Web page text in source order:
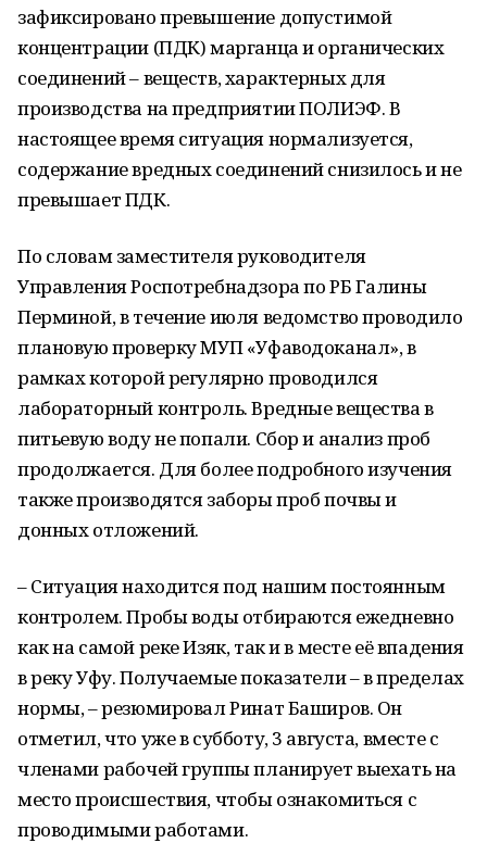
зафиксировано превышение допустимой
концентрации (ПДК) марганца и органических
соединений – веществ, характерных для
производства на предприятии ПОЛИЭФ. В
настоящее время ситуация нормализуется,
содержание вредных соединений снизилось и не
превышает ПДК.
По словам заместителя руководителя
Управления Роспотребнадзора по РБ Галины
Перминой, в течение июля ведомство проводило
плановую проверку МУП «Уфаводоканал», в
рамках которой регулярно проводился
лабораторный контроль. Вредные вещества в
питьевую воду не попали. Сбор и анализ проб
продолжается. Для более подробного изучения
также производятся заборы проб почвы и
донных отложений.
– Ситуация находится под нашим постоянным
контролем. Пробы воды отбираются ежедневно
как на самой реке Изяк, так и в месте её впадения
в реку Уфу. Получаемые показатели – в пределах
нормы, – резюмировал Ринат Баширов. Он
отметил, что уже в субботу, 3 августа, вместе с
членами рабочей группы планирует выехать на
место происшествия, чтобы ознакомиться с
проводимыми работами.